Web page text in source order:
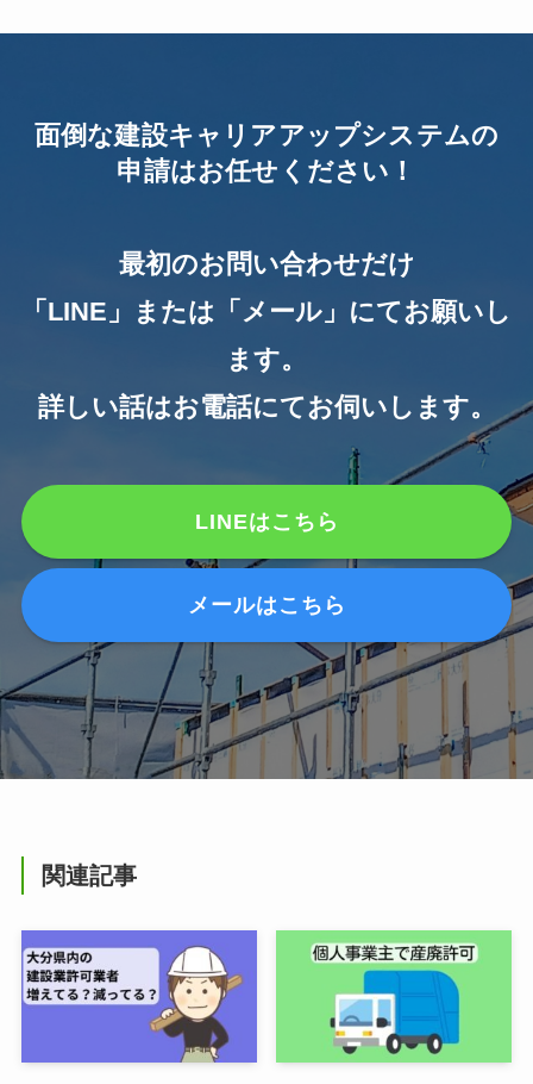
面倒な建設キャリアアップシステムの
申請はお任せください！
最初のお問い合わせだけ
「LINE」または「メール」にてお願いし
ます。
詳しい話はお電話にてお伺いします。
LINEはこちら
メールはこちら
関連記事